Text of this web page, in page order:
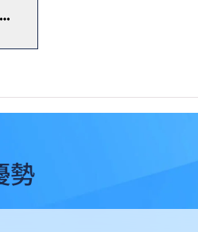
般修讀期為四年，課程糅合實際
夠做到融會貫通，學以致用。
WIL），學生得以通過專題
勢